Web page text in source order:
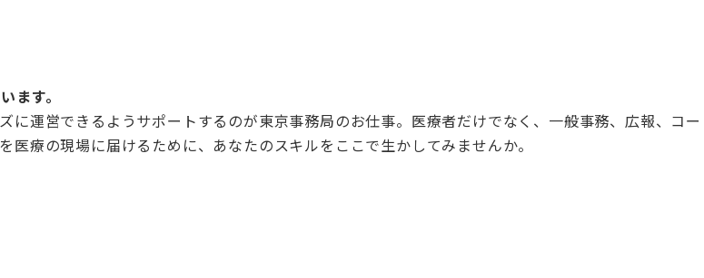
ます。
運営できるようサポートするのが東京事務局のお仕事。医療者だけでなく、一般事務、広報、コー
療の現場に届けるために、あなたのスキルをここで生かしてみませんか。